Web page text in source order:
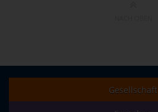
Gesellschaft